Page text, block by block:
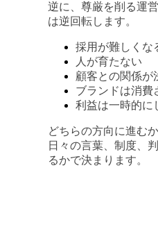
逆に、尊厳を削る運
は逆回転します。
採用が難しくな
人が育たない
顧客との関係が
ブランドは消費
利益は一時的に
どちらの方向に進むか
日々の言葉、制度、
るかで決まります。